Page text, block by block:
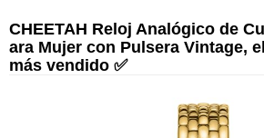
CHEETAH Reloj Analógico de
ara Mujer con Pulsera Vintage,
más vendido ✅